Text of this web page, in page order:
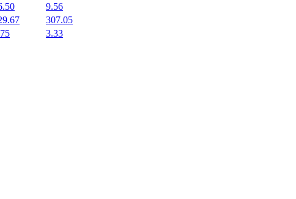
9.56
307.05
3.33